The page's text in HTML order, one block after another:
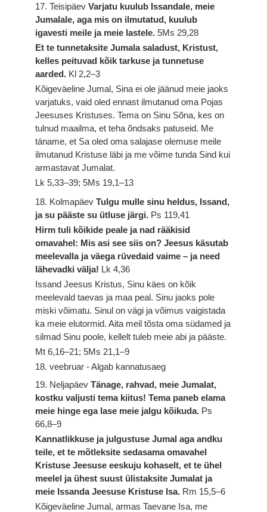
17. TeisipäevVarjatu kuulub Issandale, meie
Jumalale, aga mis on ilmutatud, kuulub
igavesti meile ja meie lastele.5Ms 29,28
Et te tunnetaksite Jumala saladust, Kristust,
kelles peituvad kõik tarkuse ja tunnetuse
aarded. Kl 2,2–3
Kõigeväeline Jumal, Sina ei ole jäänud meie jaoks
varjatuks, vaid oled ennast ilmutanud oma Pojas
Jeesuses Kristuses. Tema on Sinu Sõna, kes on
tulnud maailma, et teha õndsaks patuseid. Me
täname, et Sa oled oma salajase olemuse meile
ilmutanud Kristuse läbi ja me võime tunda Sind kui
armastavat Jumalat.
Lk 5,33–39; 5Ms 19,1–13
18. KolmapäevTulgu mulle sinu heldus, Issand,
ja su pääste su ütluse järgi. Ps 119,41
Hirm tuli kõikide peale ja nad rääkisid
omavahel: Mis asi see siis on? Jeesus käsutab
meelevalla ja väega rüvedaid vaime – ja need
lähevadki välja! Lk 4,36
Issand Jeesus Kristus, Sinu käes on kõik
meelevald taevas ja maa peal. Sinu jaoks pole
miski võimatu. Sinul on vägi ja võimus vaigistada
ka meie elutormid. Aita meil tõsta oma südamed ja
silmad Sinu poole, kellelt tuleb meie abi ja pääste.
Mt 6,16–21; 5Ms 21,1–9
18. veebruar - Algab kannatusaeg
19. NeljapäevTänage, rahvad, meie Jumalat,
kostku valjusti tema kiitus! Tema paneb elama
meie hinge ega lase meie jalgu kõikuda. Ps
66,8–9
Kannatlikkuse ja julgustuse Jumal aga andku
teile, et te mõtleksite sedasama omavahel
Kristuse Jeesuse eeskuju kohaselt, et te ühel
meelel ja ühest suust ülistaksite Jumalat ja
meie Issanda Jeesuse Kristuse Isa. Rm 15,5–6
Kõigeväeline Jumal, armas Taevane Isa, me